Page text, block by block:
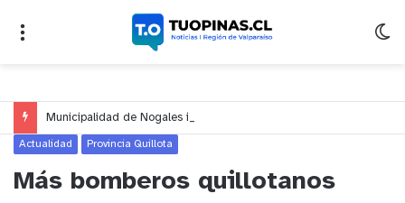
Actualidad Provincia Quillota
Más bomberos quillotanos